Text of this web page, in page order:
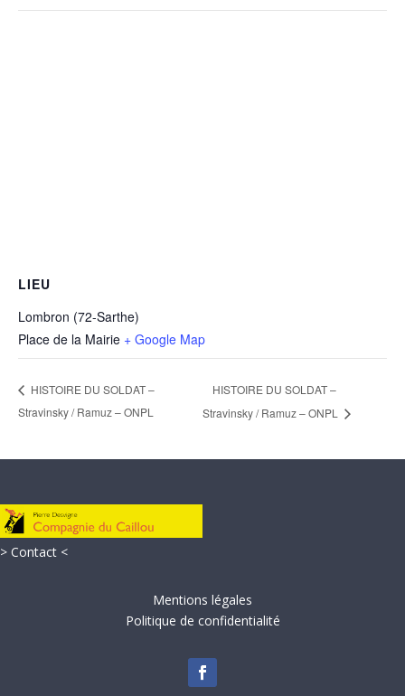
LIEU
Lombron (72-Sarthe)
Place de la Mairie + Google Map
HISTOIRE DU SOLDAT –
Stravinsky / Ramuz – ONPL
HISTOIRE DU SOLDAT –
Stravinsky / Ramuz – ONPL
> Contact <
Mentions légales
Politique de confidentialité